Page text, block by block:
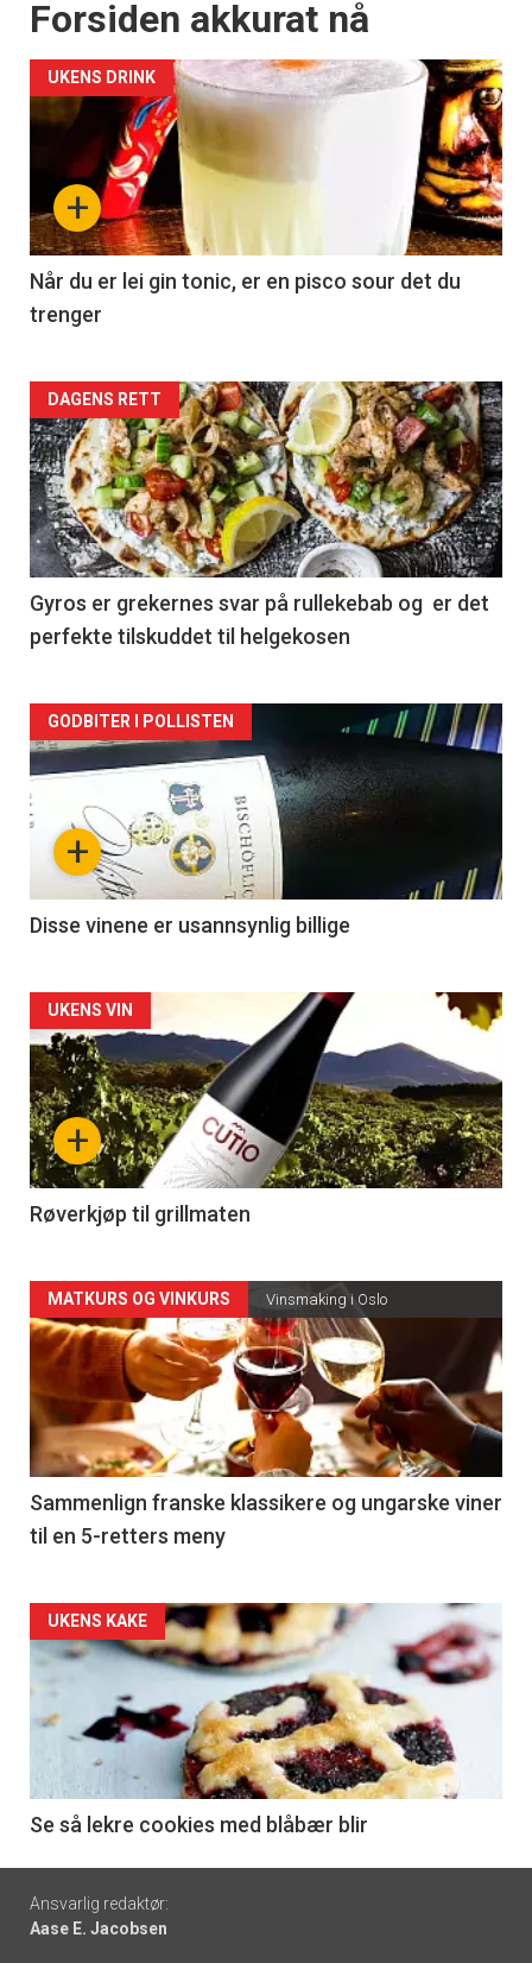
Forsiden akkurat nå
+
UKENS DRINK
Når du er lei gin tonic, er en pisco sour det du
trenger
Forsiden
akkurat
nå
-
2
DAGENS RETT
Gyros er grekernes svar på rullekebab og er det
perfekte tilskuddet til helgekosen
Forsiden
akkurat
nå
3
+
GODBITER I POLLISTEN
Disse vinene er usannsynlig billige
Forsiden
akkurat
nå
-
4
+
UKENS VIN
Røverkjøp til grillmaten
Forsiden
akkurat
nå
-
5
MATKURS OG VINKURS Vinsmaking i Oslo
Sammenlign franske klassikere og ungarske viner
til en 5-retters meny
Forsiden
akkurat
nå
6
UKENS KAKE
Se så lekre cookies med blåbær blir
Footer
-
Ansvarlig redaktør:
Aase E. Jacobsen